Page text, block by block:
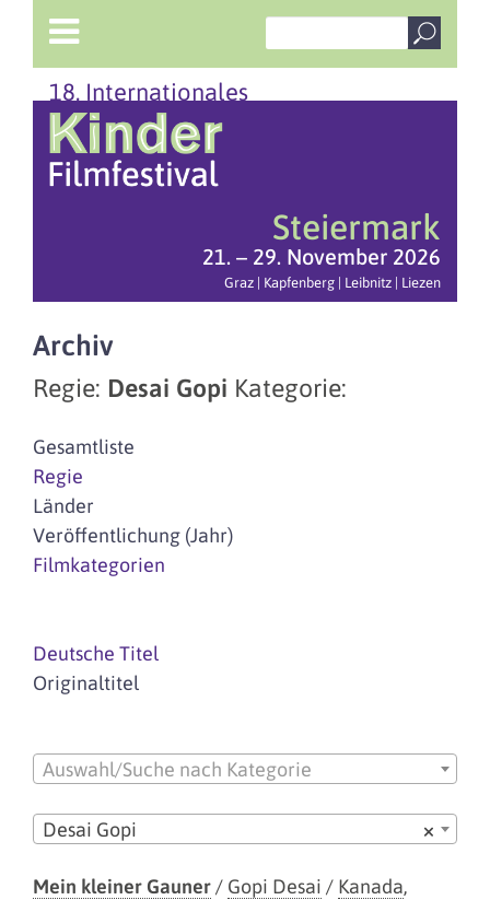
18. Internationales
Steiermark
21. – 29. November 2026
Graz | Kapfenberg | Leibnitz | Liezen
Archiv
Regie: Desai Gopi Kategorie:
Gesamtliste
Regie
Länder
Veröffentlichung (Jahr)
Filmkategorien
Deutsche Titel
Originaltitel
Auswahl/Suche nach Kategorie
×
Desai Gopi
Mein kleiner Gauner/ Gopi Desai / Kanada,